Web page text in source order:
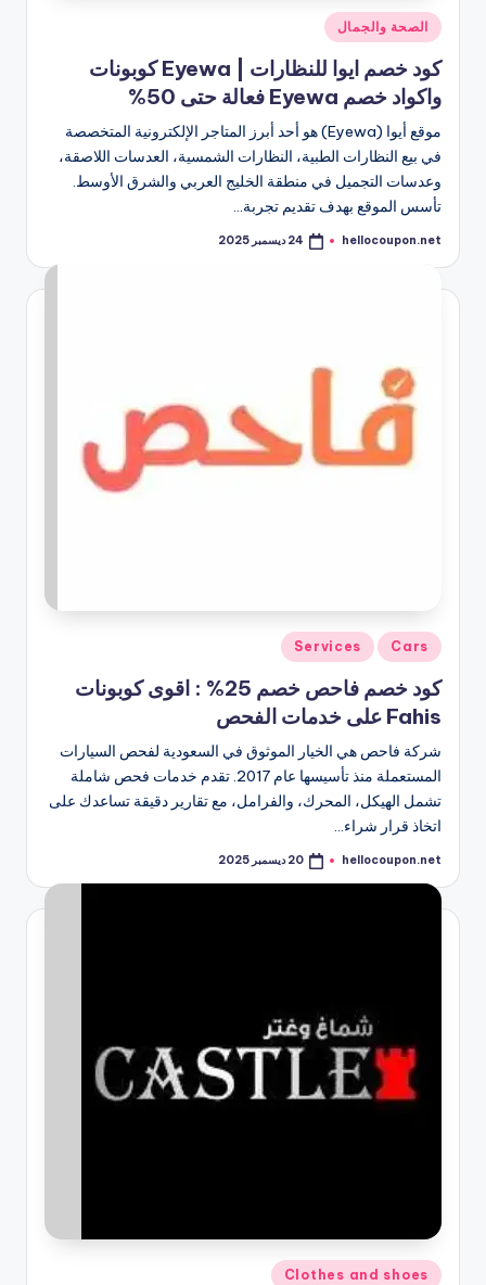
نُشر
في
الصحة والجمال
كود خصم ايوا للنظارات | Eyewa كوبونات
واكواد خصم Eyewa فعالة حتى 50%
موقع أيوا (Eyewa) هو أحد أبرز المتاجر الإلكترونية المتخصصة
في بيع النظارات الطبية، النظارات الشمسية، العدسات اللاصقة،
وعدسات التجميل في منطقة الخليج العربي والشرق الأوسط.
تأسس الموقع بهدف تقديم تجربة…
تمّ
بواسطة
hellocoupon.net 24 ديسمبر 2025
نُشر
في
Cars
Services
كود خصم فاحص خصم 25% : اقوى كوبونات
Fahis على خدمات الفحص
شركة فاحص هي الخيار الموثوق في السعودية لفحص السيارات
المستعملة منذ تأسيسها عام 2017. تقدم خدمات فحص شاملة
تشمل الهيكل، المحرك، والفرامل، مع تقارير دقيقة تساعدك على
اتخاذ قرار شراء…
تمّ
بواسطة
hellocoupon.net 20 ديسمبر 2025
نُشرClothes and shoes